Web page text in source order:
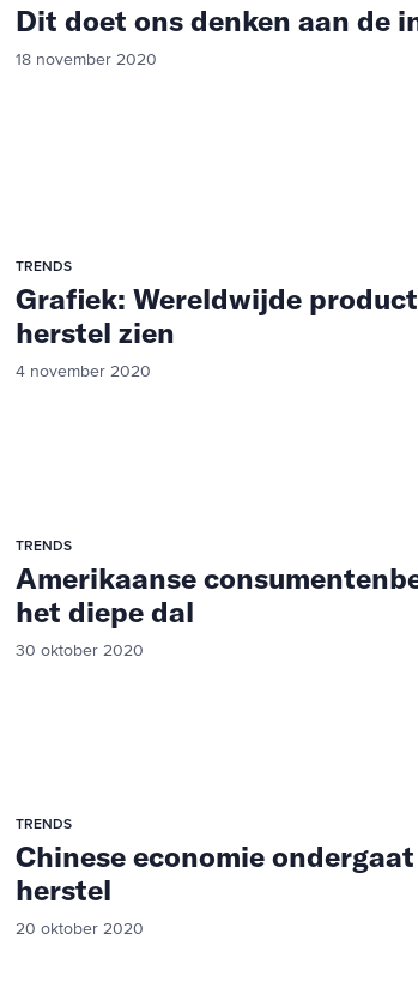
Dit doet ons denken aan de
18 november 2020
TRENDS
Grafiek: Wereldwijde
herstel zien
4 november 2020
TRENDS
Amerikaanse
het diepe dal
30 oktober 2020
TRENDS
Chinese economie
herstel
20 oktober 2020